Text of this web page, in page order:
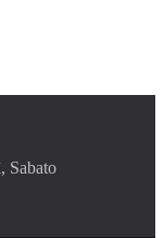
Sabato